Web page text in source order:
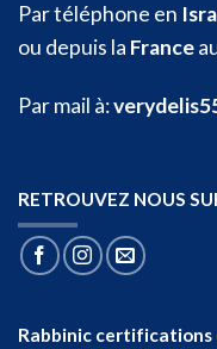
Par téléphone en
ou depuis la France
Par mail à:
RETROUVEZ NOUS
Rabbinic certifications